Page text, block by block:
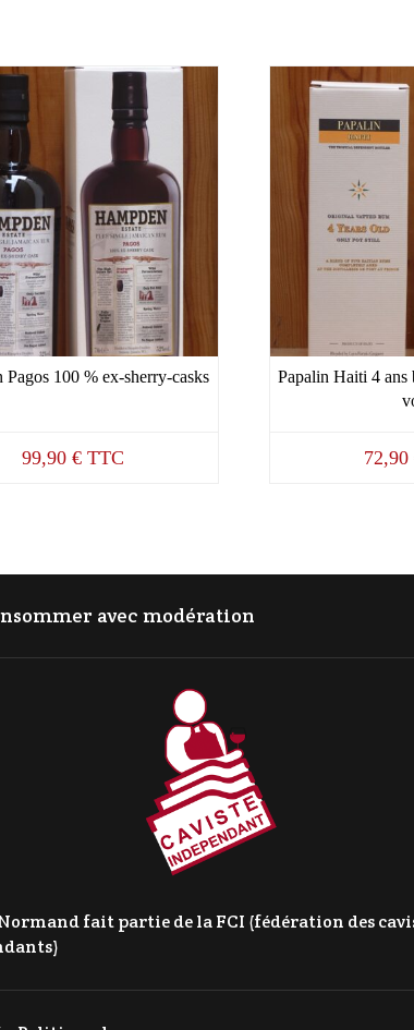
Pagos 100 % ex-sherry-casks
99,90 € TTC
Papalin Haiti 4 ans
72,90
avec modération
fait partie de la FCI (fédération des